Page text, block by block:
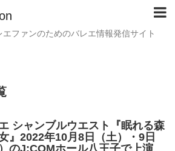
ファンのためのバレエ情報発信サイト
シャンブルウエスト『眠れる森
』2022年10月8日（土）・9日
）のJ:COMホール八王子で上演